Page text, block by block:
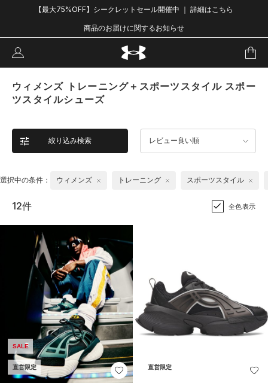
【最大75%OFF】シークレットセール開催中 ｜ 詳細はこちら
商品のお届けに関するお知らせ
ウィメンズ トレーニング＋スポーツスタイル スポー
ツスタイルシューズ
絞り込み検索 レビュー良い順
選択中の条件： ウィメンズ トレーニング スポーツスタイル
12件 全色表示
SALE
直営限定 直営限定